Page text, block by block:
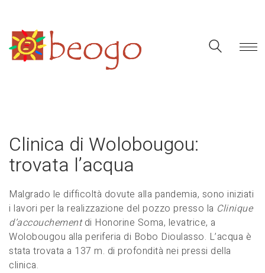
Clinica di Wolobougou:
trovata l’acqua
Malgrado le difficoltà dovute alla pandemia, sono iniziati
i lavori per la realizzazione del pozzo presso la Clinique
d’accouchementdi Honorine Soma, levatrice, a
Wolobougou alla periferia di Bobo Dioulasso. L’acqua è
stata trovata a 137 m. di profondità nei pressi della
clinica.